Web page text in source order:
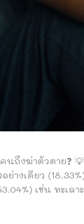
งฆ่าตัวตาย❓
ย่างเดียว
เช่น ทะเ